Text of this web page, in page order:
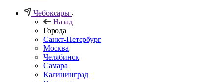
Чебоксары
Назад
Города
Санкт-Петербург
Москва
Челябинск
Самара
Калининград